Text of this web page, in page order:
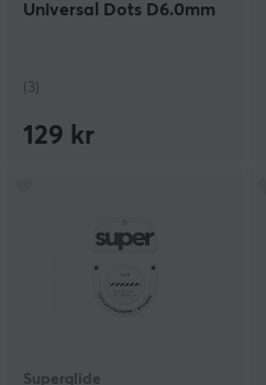
Universal Dots D6.0mm
(3)
129 kr
Superglide